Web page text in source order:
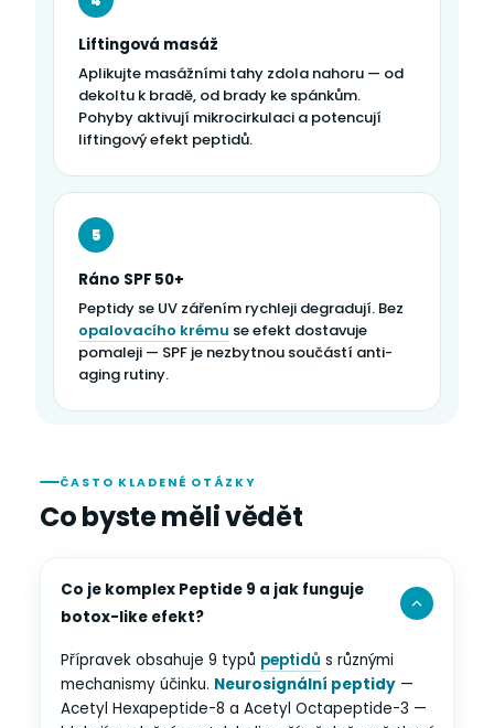
Liftingová masáž
Aplikujte masážními tahy zdola nahoru — od
dekoltu k bradě, od brady ke spánkům.
Pohyby aktivují mikrocirkulaci a potencují
liftingový efekt peptidů.
5
Ráno SPF 50+
Peptidy se UV zářením rychleji degradují. Bez
opalovacího krému se efekt dostavuje
pomaleji — SPF je nezbytnou součástí anti-
aging rutiny.
ČASTO KLADENÉ OTÁZKY
Co byste měli vědět
Co je komplex Peptide 9 a jak funguje
botox-like efekt?
Přípravek obsahuje 9 typů peptidů s různými
mechanismy účinku. Neurosignální peptidy —
Acetyl Hexapeptide-8 a Acetyl Octapeptide-3 —